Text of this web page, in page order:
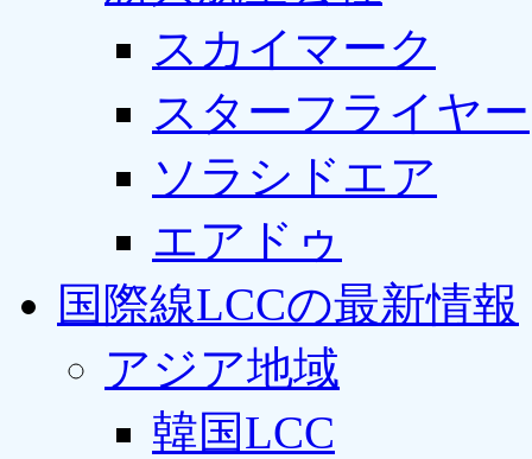
スカイマーク
スターフライヤー
ソラシドエア
エアドゥ
国際線LCCの最新情報
アジア地域
韓国LCC